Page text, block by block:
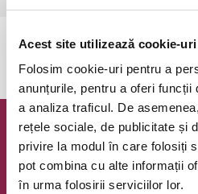
Acest site utilizează cookie-uri
Folosim cookie-uri pentru a
anunțurile, pentru a oferi funcții
a analiza traficul. De
rețele sociale, de publicitate și
privire la modul în care folosiți
pot combina cu alte informații
în urma folosirii serviciilor lor.
Evenimentul a
Newsletter
Oferte exclusive si o editie